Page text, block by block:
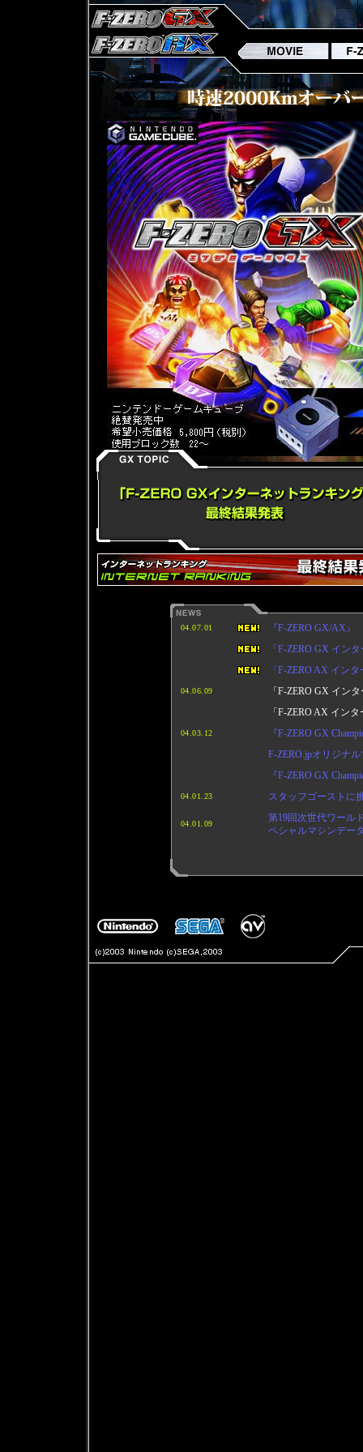
04.07.01
『F-ZERO GX/AX
「F-ZERO GX イン
「F-ZERO AX イン
04.06.09
「F-ZERO GX イン
「F-ZERO AX イン
04.03.12
『F-ZERO GX
F-ZERO.jpオリジナ
『F-ZERO GX
04.01.23 スタッフゴーストに
04.01.09
第19回次世代ワール
ペシャルマシンデー